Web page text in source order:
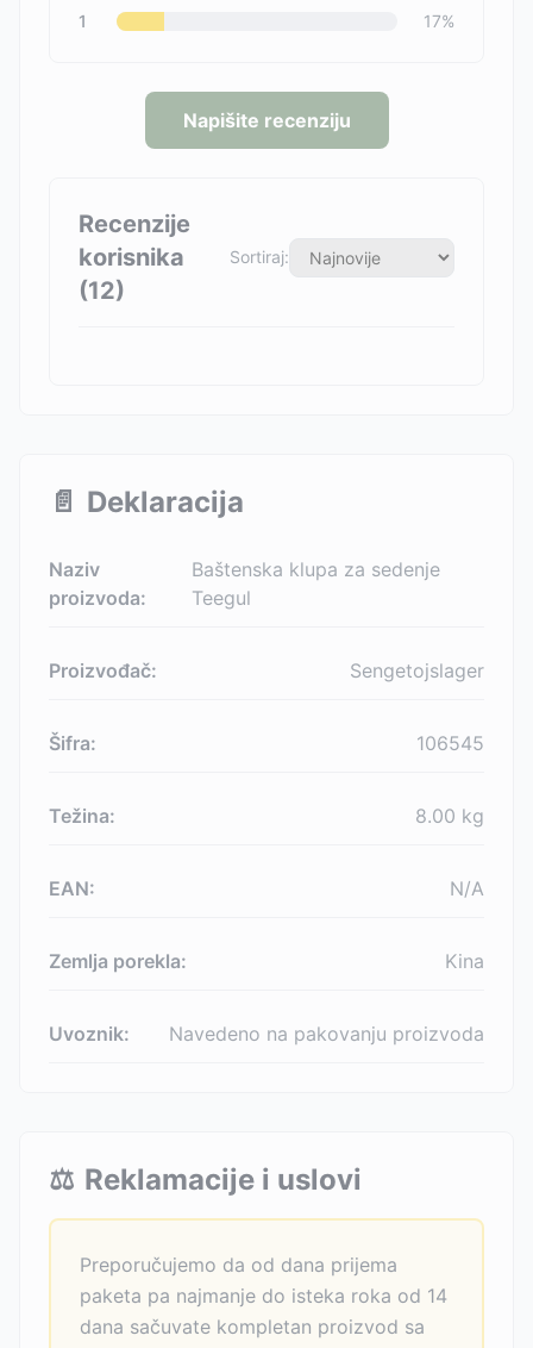
1
17%
Napišite recenziju
Recenzije
korisnika
(12)
Sortiraj:
📄 Deklaracija
Naziv
proizvoda:
Baštenska klupa za sedenje
Teegul
Proizvođač: Sengetojslager
Šifra: 106545
Težina: 8.00 kg
EAN: N/A
Zemlja porekla: Kina
Uvoznik: Navedeno na pakovanju proizvoda
⚖️ Reklamacije i uslovi
Preporučujemo da od dana prijema
paketa pa najmanje do isteka roka od 14
dana sačuvate kompletan proizvod sa